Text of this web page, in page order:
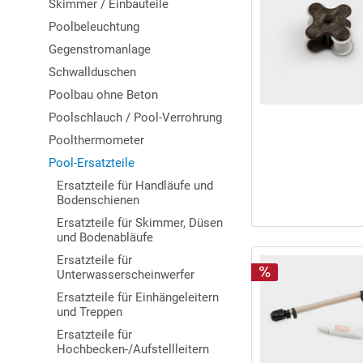
Skimmer / Einbauteile
Poolbeleuchtung
Gegenstromanlage
Schwallduschen
Poolbau ohne Beton
Poolschlauch / Pool-Verrohrung
Poolthermometer
Pool-Ersatzteile
Ersatzteile für Handläufe und
Bodenschienen
Ersatzteile für Skimmer, Düsen
und Bodenabläufe
Ersatzteile für
Unterwasserscheinwerfer
Ersatzteile für Einhängeleitern
und Treppen
Ersatzteile für
Hochbecken-/Aufstellleitern